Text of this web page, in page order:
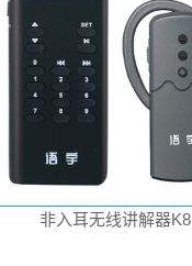
非入耳无线讲解器K8